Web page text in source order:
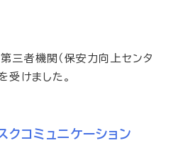
三者機関（保安力向上センタ
受けました。
コミュニケーション